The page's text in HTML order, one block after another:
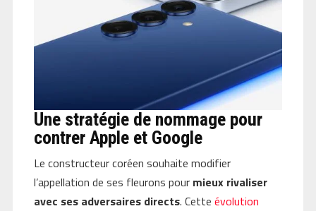
Une stratégie de nommage pour
contrer Apple et Google
Le constructeur coréen souhaite modifier
l’appellation de ses fleurons pour mieux rivaliser
avec ses adversaires directs. Cette évolution